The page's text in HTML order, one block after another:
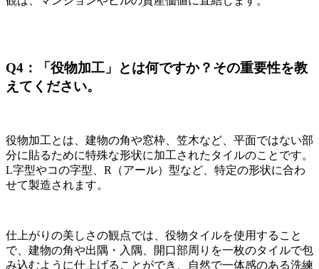
Q4：「役物加工」とは何ですか？その重要性を教
えてください。
役物加工とは、建物の角や窓枠、笠木など、平面ではない部
分に貼るために特殊な形状に加工されたタイルのことです。
L字型やコの字型、R（アール）型など、特定の形状に合わ
せて製造されます。
仕上がりの美しさの観点では、役物タイルを使用すること
で、建物の角や出隅・入隅、開口部周りを一枚のタイルで包
み込むように仕上げることができ、自然で一体感のある洗練